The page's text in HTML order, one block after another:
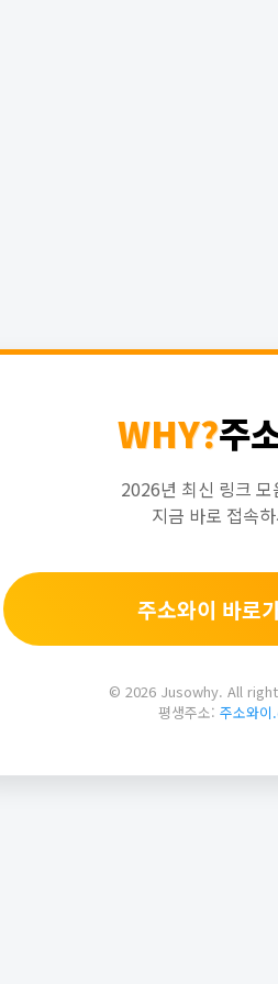
WHY?주
2026년 최신 링크 모
지금 바로 접속
주소와이 바로
© 2026 Jusowhy. All
평생주소: 주소와